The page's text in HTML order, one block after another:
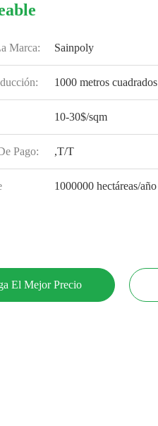
Marca: Sainpoly
1000 metros cuadrados
10-30$/sqm
Pago: ,T/T
1000000 hectáreas/año
El Mejor Precio